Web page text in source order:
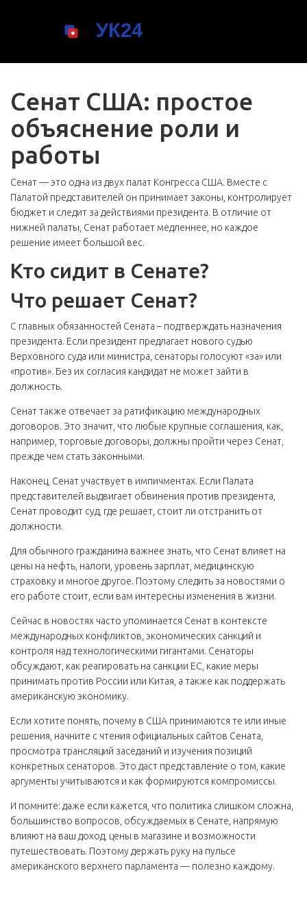
Сенат США: простое
объяснение роли и
работы
Сенат — это одна из двух палат Конгресса США. Вместе с
Палатой представителей он принимает законы, контролирует
бюджет и следит за действиями президента. В отличие от
нижней палаты, Сенат работает медленнее, но каждое
решение имеет большой вес.
Кто сидит в Сенате?
Что решает Сенат?
С главных обязанностей Сената – подтверждать назначения
президента. Если президент предлагает нового судью
Верховного суда или министра, сенаторы голосуют «за» или
«против». Без их согласия кандидат не может зайти в
должность.
Сенат также отвечает за ратификацию международных
договоров. Это значит, что любые крупные соглашения, как,
например, торговые договоры, должны пройти через Сенат,
прежде чем стать законными.
Наконец, Сенат участвует в импичментах. Если Палата
представителей выдвигает обвинения против президента,
Сенат проводит суд, где решает, стоит ли отстранить от
должности.
Для обычного гражданина важнее знать, что Сенат влияет на
цены на нефть, налоги, уровень зарплат, медицинскую
страховку и многое другое. Поэтому следить за новостями о
его работе стоит, если вам интересны изменения в жизни.
Сейчас в новостях часто упоминается Сенат в контексте
международных конфликтов, экономических санкций и
контроля над технологическими гигантами. Сенаторы
обсуждают, как реагировать на санкции ЕС, какие меры
принимать против России или Китая, а также как поддержать
американскую экономику.
Если хотите понять, почему в США принимаются те или иные
решения, начните с чтения официальных сайтов Сената,
просмотра трансляций заседаний и изучения позиций
конкретных сенаторов. Это даст представление о том, какие
аргументы учитываются и как формируются компромиссы.
И помните: даже если кажется, что политика слишком сложна,
большинство вопросов, обсуждаемых в Сенате, напрямую
влияют на ваш доход, цены в магазине и возможности
путешествовать. Поэтому держать руку на пульсе
американского верхнего парламента — полезно каждому.